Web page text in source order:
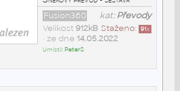
kat:Převody
Fusion360
Staženo: 91x
Velikost 912kB
• ze dne 14.05.2022
Umístil: PeterS